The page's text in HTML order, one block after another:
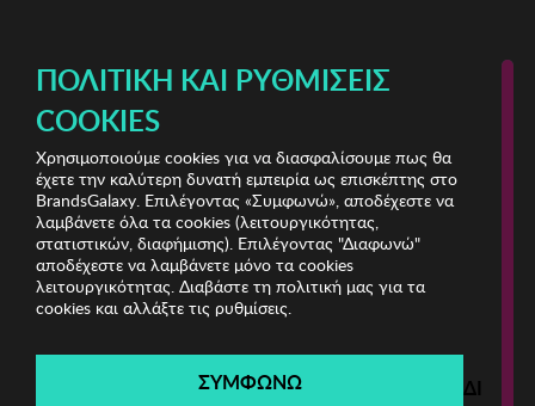
Lace Clearance
Lace Clearance
Λήγει σε: 00ημέρες | 00ώρες 00λεπτά 00δευτ.
Filters
ΠΟΛΙΤΙΚΉ ΚΑΙ ΡΥΘΜΊΣΕΙΣ
COOKIES
Χρησιμοποιούμε cookies για να διασφαλίσουμε πως θα
έχετε την καλύτερη δυνατή εμπειρία ως επισκέπτης στο
BrandsGalaxy. Επιλέγοντας «Συμφωνώ», αποδέχεστε να
λαμβάνετε όλα τα cookies (λειτουργικότητας,
στατιστικών, διαφήμισης). Επιλέγοντας "Διαφωνώ"
αποδέχεστε να λαμβάνετε μόνο τα cookies
λειτουργικότητας. Διαβάστε τη πολιτική μας για τα
cookies και αλλάξτε τις ρυθμίσεις.
ΣΥΜΦΩΝΩ